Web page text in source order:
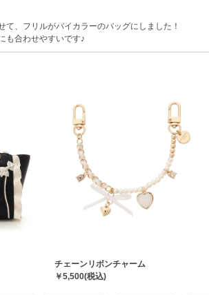
て、フリルがバイカラーのバッグにしました！
も合わせやすいです♪
チェーンリボンチャーム
￥5,500(税込)